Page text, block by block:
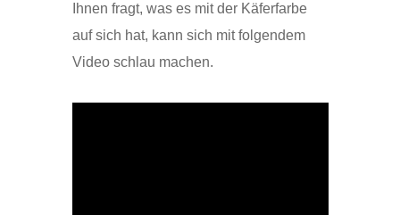
Ihnen fragt, was es mit der Käferfarbe
auf sich hat, kann sich mit folgendem
Video schlau machen.